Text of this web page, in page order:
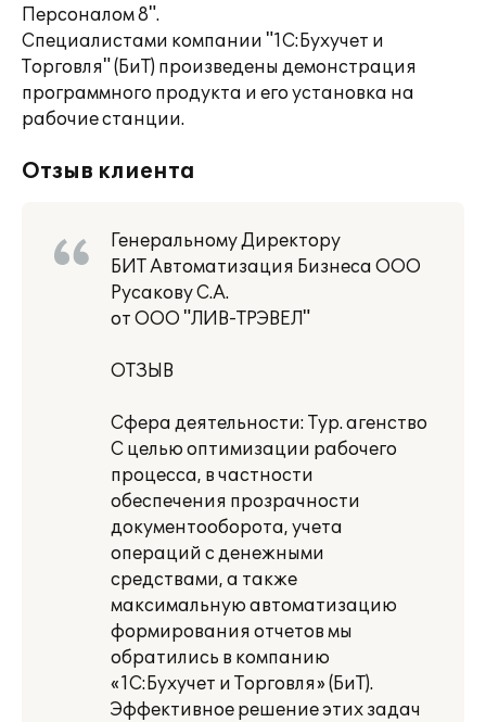
Персоналом 8".
Специалистами компании "1С:Бухучет и
Торговля" (БиТ) произведены демонстрация
программного продукта и его установка на
рабочие станции.
Отзыв клиента
Генеральному Директору
БИТ Автоматизация Бизнеса ООО
Русакову С.А.
от ООО "ЛИВ-ТРЭВЕЛ"
ОТЗЫВ
Сфера деятельности: Тур. агенство
С целью оптимизации рабочего
процесса, в частности
обеспечения прозрачности
документооборота, учета
операций с денежными
средствами, а также
максимальную автоматизацию
формирования отчетов мы
обратились в компанию
«1С:Бухучет и Торговля» (БиТ).
Эффективное решение этих задач